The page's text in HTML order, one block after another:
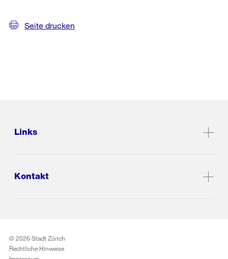
Seite drucken
Links
Kontakt
© 2026 Stadt Zürich
Rechtliche Hinweise